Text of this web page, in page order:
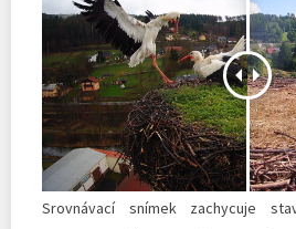
Srovnávací snímek zachycuje